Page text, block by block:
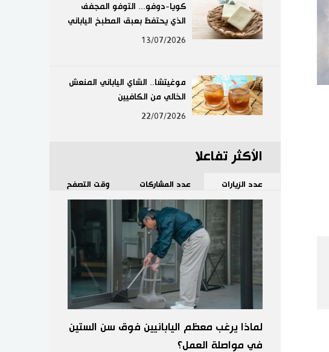
إعلان
كويا-دوفو... التوفو المجفف
الذي يحتفظ بعبق المطبخ الياباني
13/07/2026
موغيتشا.. الشاي الياباني المنعش
الخالي من الكافيين
22/07/2026
الأكثر تفاعلا
عدد الزيارات عدد المشاركات وقت التصفح
لماذا يرغب معظم اليابانيين فوق سن الستين
في مواصلة العمل؟